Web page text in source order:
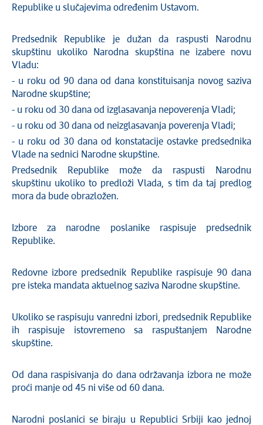
Republike u slučajevima određenim Ustavom.
Predsednik Republike je dužan da raspusti Narodnu
skupštinu ukoliko Narodna skupština ne izabere novu
Vladu:
- u roku od 90 dana od dana konstituisanja novog saziva
Narodne skupštine;
- u roku od 30 dana od izglasavanja nepoverenja Vladi;
- u roku od 30 dana od neizglasavanja poverenja Vladi;
- u roku od 30 dana od konstatacije ostavke predsednika
Vlade na sednici Narodne skupštine.
Predsednik Republike može da raspusti Narodnu
skupštinu ukoliko to predloži Vlada, s tim da taj predlog
mora da bude obrazložen.
Izbore za narodne poslanike raspisuje predsednik
Republike.
Redovne izbore predsednik Republike raspisuje 90 dana
pre isteka mandata aktuelnog saziva Narodne skupštine.
Ukoliko se raspisuju vanredni izbori, predsednik Republike
ih raspisuje istovremeno sa raspuštanjem Narodne
skupštine.
Od dana raspisivanja do dana održavanja izbora ne može
proći manje od 45 ni više od 60 dana.
Narodni poslanici se biraju u Republici Srbiji kao jednoj